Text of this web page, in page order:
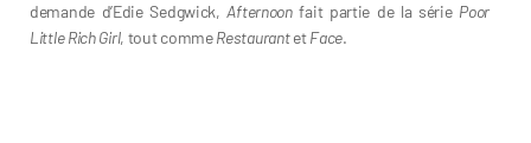
demande d’Edie Sedgwick,Afternoonfait partie de la série Poor
Little Rich Girl, tout commeRestaurantetFace.